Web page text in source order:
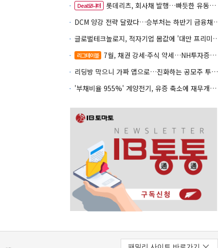
Deal모니터
롯데리츠, 회사채 발행…빠듯한 유동성 차환으로 대응
DCM 양강 전략 달랐다
글로벌테크놀로지, 적자기업 몸값
리그테이블
7월, 채권 강세·주식 약세…NH투자증권 DCM 2관왕
리딩방 막으니 가짜 앱으로…진화하는 공모주 투자사기
'부채비율 955%' 계양전기, 유증 축소에 재무개선 효과 '뚝'